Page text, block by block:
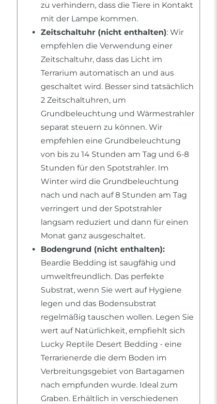
zu verhindern, dass die Tiere in Kontakt
mit der Lampe kommen.
Zeitschaltuhr (nicht enthalten): Wir
empfehlen die Verwendung einer
Zeitschaltuhr, dass das Licht im
Terrarium automatisch an und aus
geschaltet wird. Besser sind tatsächlich
2 Zeitschaltuhren, um
Grundbeleuchtung und Wärmestrahler
separat steuern zu können. Wir
empfehlen eine Grundbeleuchtung
von bis zu 14 Stunden am Tag und 6-8
Stunden für den Spotstrahler. Im
Winter wird die Grundbeleuchtung
nach und nach auf 8 Stunden am Tag
verringert und der Spotstrahler
langsam reduziert und dann für einen
Monat ganz ausgeschaltet.
Bodengrund (nicht enthalten):
Beardie Bedding ist saugfähig und
umweltfreundlich. Das perfekte
Substrat, wenn Sie wert auf Hygiene
legen und das Bodensubstrat
regelmäßig tauschen wollen. Legen Sie
wert auf Natürlichkeit, empfiehlt sich
Lucky Reptile Desert Bedding - eine
Terrarienerde die dem Boden im
Verbreitungsgebiet von Bartagamen
nach empfunden wurde. Ideal zum
Graben. Erhältlich in verschiedenen